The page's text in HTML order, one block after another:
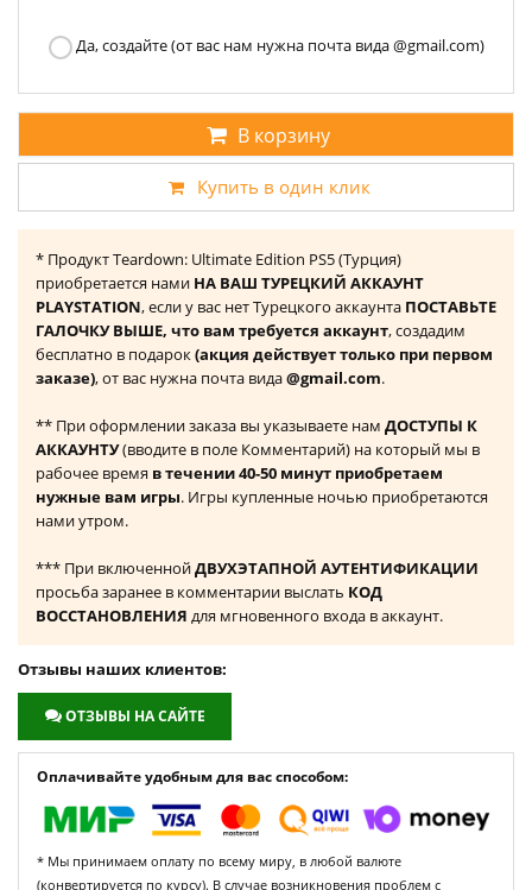
Да, создайте (от вас нам нужна почта вида @gmail.com)
В корзину
Купить в один клик
* Продукт Teardown: Ultimate Edition PS5 (Турция)
приобретается нами НА ВАШ ТУРЕЦКИЙ АККАУНТ
PLAYSTATION, если у вас нет Турецкого аккаунта ПОСТАВЬТЕ
ГАЛОЧКУ ВЫШЕ, что вам требуется аккаунт, создадим
бесплатно в подарок(акция действует только при первом
заказе), от вас нужна почта вида@gmail.com.
** При оформлении заказа вы указываете нам ДОСТУПЫ К
АККАУНТУ(вводите в поле Комментарий) на который мы в
рабочее время в течении 40-50 минут приобретаем
нужные вам игры. Игры купленные ночью приобретаются
нами утром.
*** При включеннойДВУХЭТАПНОЙ АУТЕНТИФИКАЦИИ
просьба заранее в комментарии выслать КОД
ВОССТАНОВЛЕНИЯ для мгновенного входа в аккаунт.
Отзывы наших клиентов:
ОТЗЫВЫ НА САЙТЕ
Оплачивайте удобным для вас способом:
* Мы принимаем оплату по всему миру, в любой валюте
(конвертируется по курсу). В случае возникновения проблем с